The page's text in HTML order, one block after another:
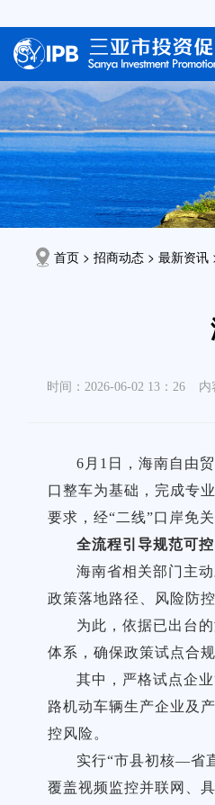
首页 > 招商动态 > 最新资讯
时间：2026-06-02 13：26 内
6月1日，海南自由
口整车为基础，完成专
要求，经“二线”口岸免
全流程引导规范可
海南省相关部门主
政策落地路径、风险防
为此，依据已出台
体系，确保政策试点合规
其中，严格试点企
路机动车辆生产企业及
控风险。
实行“市县初核—省
覆盖视频监控并联网、